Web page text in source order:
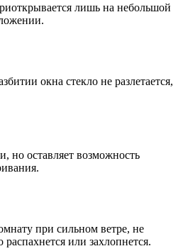
лишь на небольшой
окна стекло не разлетается,
но оставляет возможность
при сильном ветре, не
распахнется или захлопнется.